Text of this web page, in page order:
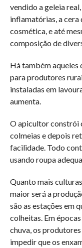
vendido a geleia
inflamatórias, a cera
cosmética, e até
composição de
Há também aqueles
para produtores
instaladas em
aumenta.
O apicultor constrói
colmeias e depois
facilidade. Todo
usando roupa
Quanto mais
maior será a
são as estações em
colheitas. Em
chuva, os
impedir que os